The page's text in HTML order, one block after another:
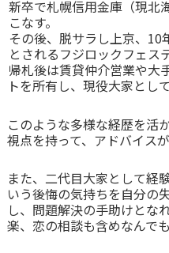
新卒で札幌信用金庫（現北
こなす。
その後、脱サラし上京、
とされるフジロックフェス
帰札後は賃貸仲介営業や大
トを所有し、現役大家とし
このような多様な経歴を活
視点を持って、アドバイス
また、二代目大家として経
いう後悔の気持ちを自分の
し、問題解決の手助けとな
楽、恋の相談も含めなんで